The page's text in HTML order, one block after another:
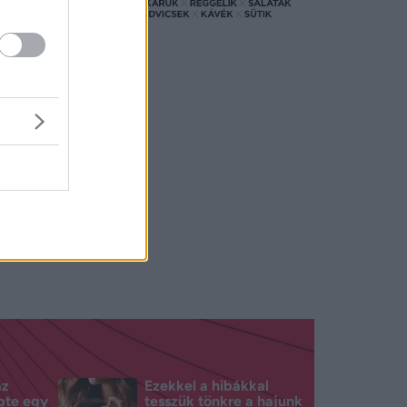
még
hírül
egy
Ezekkel a hibákkal
tesszük tönkre a hajunk